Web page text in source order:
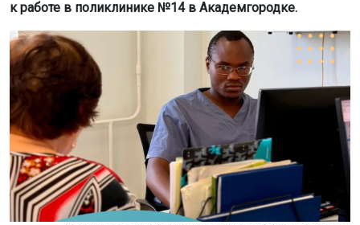
Фото: пресс-служба Минздрава Новосибирской области
Как сообщили в областном Минздраве, Мэтью приехал
в Россию восемь лет назад. Он вырос в многодетной
семье с девятью братьями и сёстрами. Медицину
выбрал по совету родных, которые решили, что в
семье нужен врач. Специалитет он окончил в Томске, а
для ординатуры выбрал Новосибирск, так как это
крупный город с большими возможностями.
Во время учёбы Мэтью успел поработать терапевтом и